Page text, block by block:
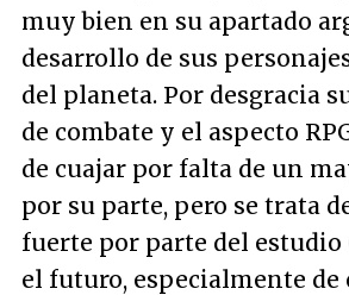
muy bien en su apartado
desarrollo de sus
del planeta. Por desgracia
de combate y el aspecto
de cuajar por falta de un
por su parte, pero se trata
fuerte por parte del estudio
el futuro, especialmente de